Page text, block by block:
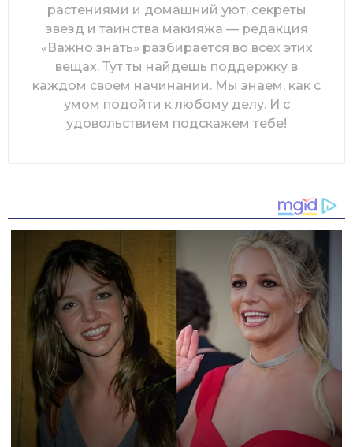
растениями и домашний уют, секреты
звезд и таинства макияжа — редакция
«Важно знать» разбирается во всех этих
вещах. Тут ты найдешь поддержку в
каждом своем начинании. Мы знаем, как с
умом подойти к любому делу. И с
удовольствием подскажем тебе!